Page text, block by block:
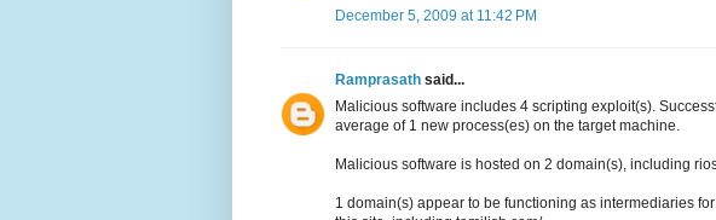
December 5, 2009 at 11:42 PM
Ramprasath said...
Malicious software includes 4 scripting exploit(s).
average of 1 new process(es) on the target machine.
Malicious software is hosted on 2 domain(s), including
1 domain(s) appear to be functioning as intermediaries